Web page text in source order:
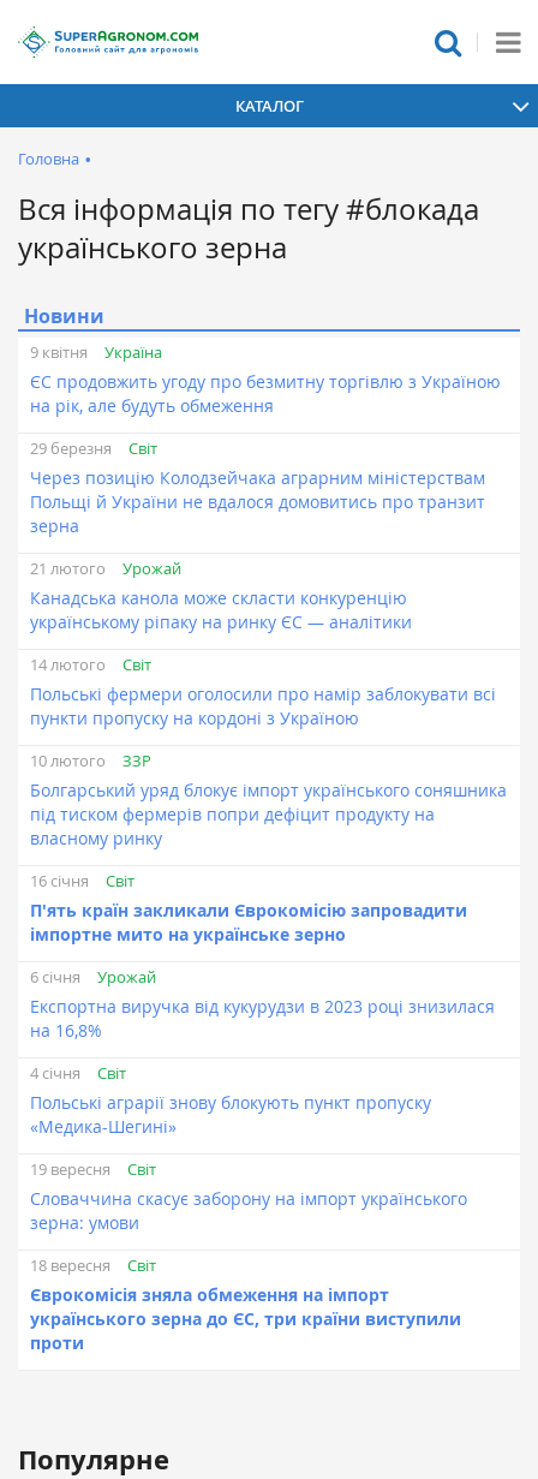
КАТАЛОГ
Головна •
Вся інформація по тегу #блокада
українського зерна
Новини
9 квітня Україна
ЄС продовжить угоду про безмитну торгівлю з Україною
на рік, але будуть обмеження
29 березня Світ
Через позицію Колодзейчака аграрним міністерствам
Польщі й України не вдалося домовитись про транзит
зерна
21 лютого Урожай
Канадська канола може скласти конкуренцію
українському ріпаку на ринку ЄС — аналітики
14 лютого Світ
Польські фермери оголосили про намір заблокувати всі
пункти пропуску на кордоні з Україною
10 лютого ЗЗР
Болгарський уряд блокує імпорт українського соняшника
під тиском фермерів попри дефіцит продукту на
власному ринку
16 січня Світ
П'ять країн закликали Єврокомісію запровадити
імпортне мито на українське зерно
6 січня Урожай
Експортна виручка від кукурудзи в 2023 році знизилася
на 16,8%
4 січня Світ
Польські аграрії знову блокують пункт пропуску
«Медика-Шегині»
19 вересня Світ
Словаччина скасує заборону на імпорт українського
зерна: умови
18 вересня Світ
Єврокомісія зняла обмеження на імпорт
українського зерна до ЄС, три країни виступили
проти
Популярне